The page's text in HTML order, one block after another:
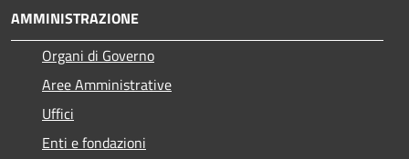
AMMINISTRAZIONE
Organi di Governo
Aree Amministrative
Uffici
Enti e fondazioni